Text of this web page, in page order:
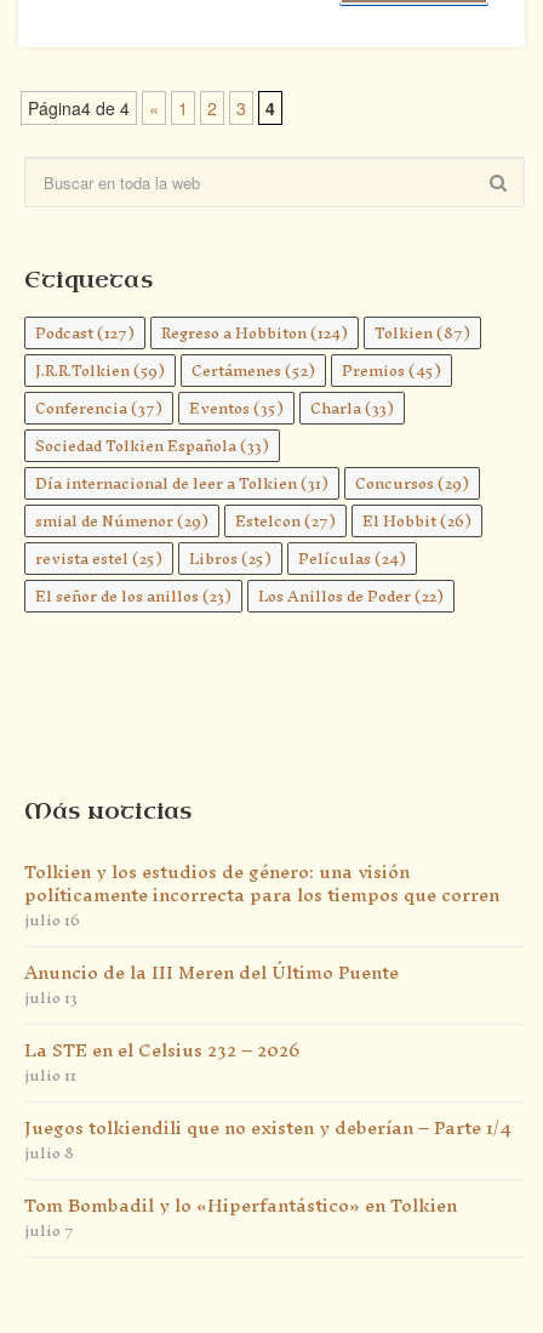
Página4 de 4 « 1 2 3 4
Etiquetas
Podcast(127) Regreso a Hobbiton(124) Tolkien(87)
J.R.R.Tolkien(59) Certámenes(52) Premios(45)
Conferencia(37) Eventos(35) Charla(33)
Sociedad Tolkien Española(33)
Día internacional de leer a Tolkien(31) Concursos(29)
smial de Númenor(29) Estelcon(27) El Hobbit(26)
revista estel(25) Libros(25) Películas(24)
El señor de los anillos(23) Los Anillos de Poder(22)
Más noticias
Tolkien y los estudios de género: una visión
políticamente incorrecta para los tiempos que corren
julio 16
Anuncio de la III Meren del Último Puente
julio 13
La STE en el Celsius 232 – 2026
julio 11
Juegos tolkiendili que no existen y deberían – Parte 1/4
julio 8
Tom Bombadil y lo «Hiperfantástico» en Tolkien
julio 7